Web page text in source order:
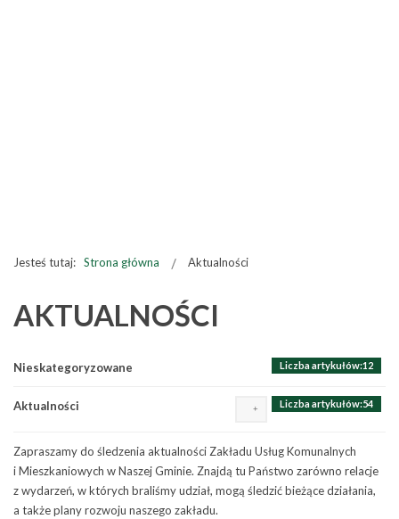
Jesteś tutaj: Strona główna Aktualności
AKTUALNOŚCI
Nieskategoryzowane Liczba artykułów:12
Aktualności Liczba artykułów:54
Zapraszamy do śledzenia aktualności Zakładu Usług Komunalnych
i Mieszkaniowych w Naszej Gminie. Znajdą tu Państwo zarówno relacje
z wydarzeń, w których braliśmy udział, mogą śledzić bieżące działania,
a także plany rozwoju naszego zakładu.